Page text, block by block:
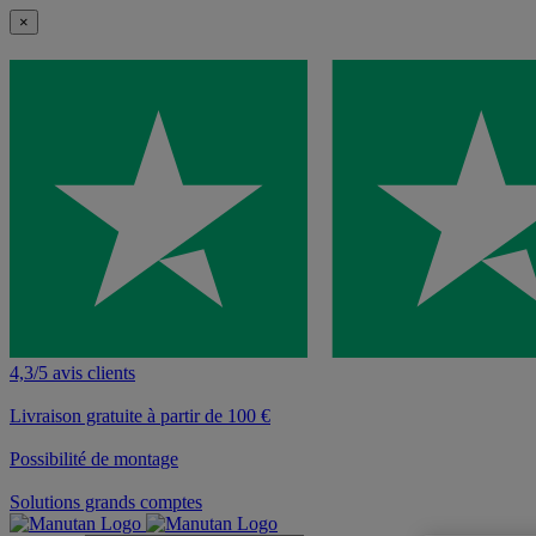
×
4,3/5 avis clients
Livraison gratuite à partir de 100 €
Possibilité de montage
Solutions grands comptes